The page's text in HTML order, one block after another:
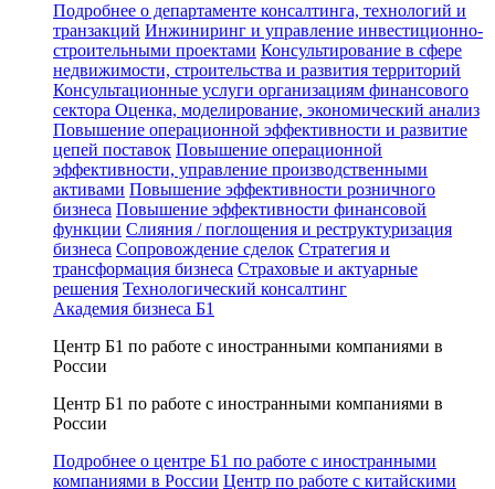
Подробнее о департаменте консалтинга, технологий и
транзакций Инжиниринг и управление инвестиционно-
строительными проектами Консультирование в сфере
недвижимости, строительства и развития территорий
Консультационные услуги организациям финансового
сектора Оценка, моделирование, экономический анализ
Повышение операционной эффективности и развитие
цепей поставок Повышение операционной
эффективности, управление производственными
активами Повышение эффективности розничного
бизнеса Повышение эффективности финансовой
функции Слияния / поглощения и реструктуризация
бизнеса Сопровождение сделок Стратегия и
трансформация бизнеса Страховые и актуарные
решения Технологический консалтинг
Академия бизнеса Б1
Центр Б1 по работе с иностранными компаниями в
России
Центр Б1 по работе с иностранными компаниями в
России
Подробнее о центре Б1 по работе с иностранными
компаниями в России Центр по работе с китайскими